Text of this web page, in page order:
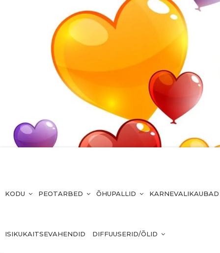
KODU PEOTARBED ÕHUPALLID KARNEVALIKAUBAD
ISIKUKAITSEVAHENDID DIFFUUSERID/ÕLID